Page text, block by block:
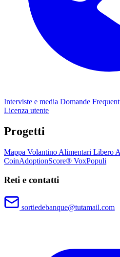
Interviste e media Domande
Licenza utente
Progetti
Mappa Volantino Alimentari Libero
CoinAdoptionScore® VoxPopuli
Reti e contatti
sortiedebanque@tutamail.com